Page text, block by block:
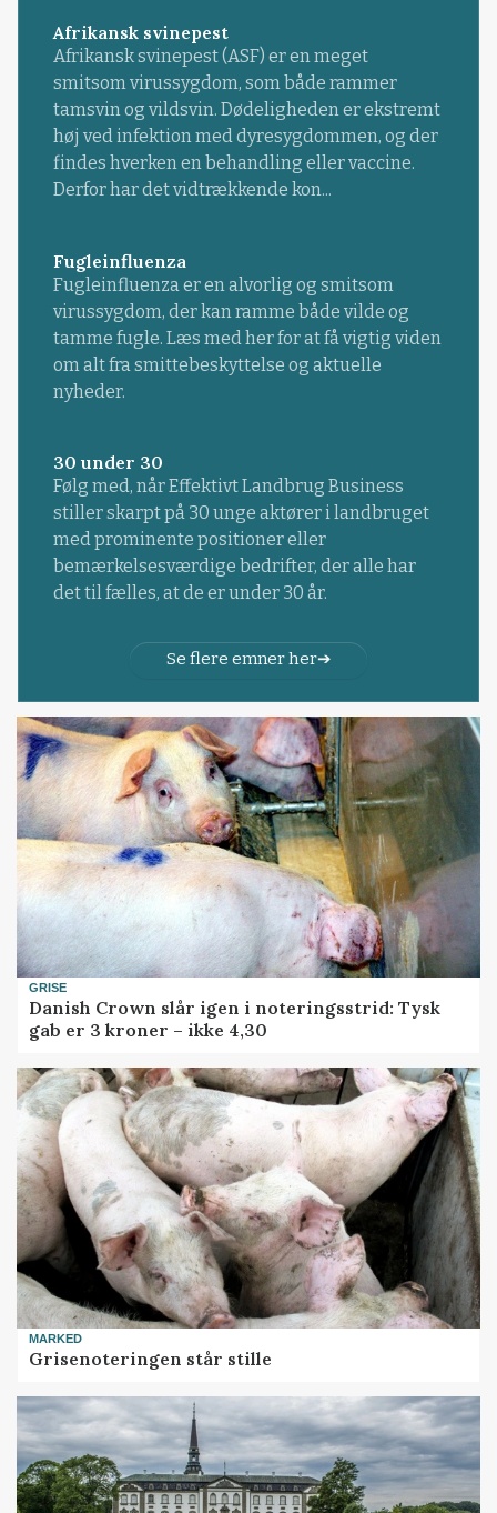
Afrikansk svinepest
Afrikansk svinepest (ASF) er en meget
smitsom virussygdom, som både rammer
tamsvin og vildsvin. Dødeligheden er ekstremt
høj ved infektion med dyresygdommen, og der
findes hverken en behandling eller vaccine.
Derfor har det vidtrækkende kon...
Fugleinfluenza
Fugleinfluenza er en alvorlig og smitsom
virussygdom, der kan ramme både vilde og
tamme fugle. Læs med her for at få vigtig viden
om alt fra smittebeskyttelse og aktuelle
nyheder.
30 under 30
Følg med, når Effektivt Landbrug Business
stiller skarpt på 30 unge aktører i landbruget
med prominente positioner eller
bemærkelsesværdige bedrifter, der alle har
det til fælles, at de er under 30 år.
Se flere emner her
GRISE
Danish Crown slår igen i noteringsstrid: Tysk
gab er 3 kroner – ikke 4,30
MARKED
Grisenoteringen står stille